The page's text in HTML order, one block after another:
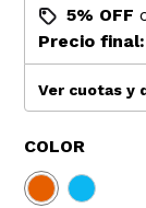
5% OFF
Precio
Ver cuotas y
COLOR